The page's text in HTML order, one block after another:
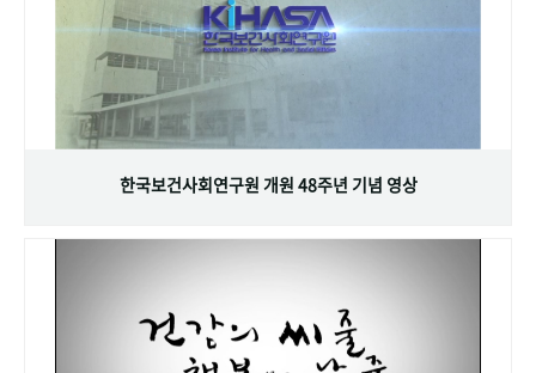
한국보건사회연구원 개원 48주년 기념 영상